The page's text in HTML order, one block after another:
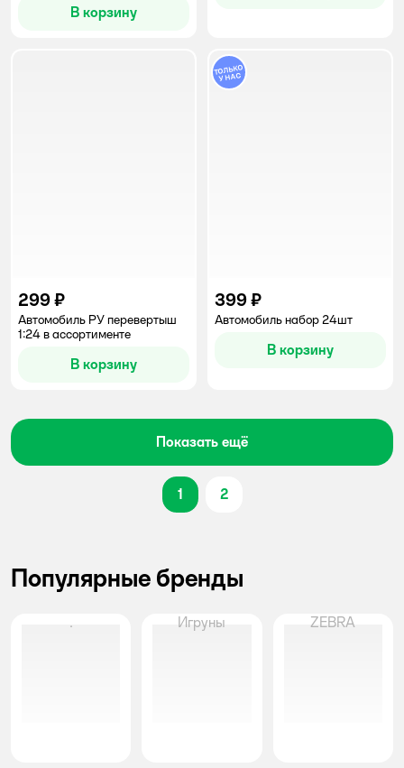
В корзину
299 ₽
Автомобиль РУ перевертыш
1:24 в ассортименте
В корзину
399 ₽
Автомобиль набор 24шт
В корзину
Показать ещё
1 2
Популярные бренды
. Игруны ZEBRA